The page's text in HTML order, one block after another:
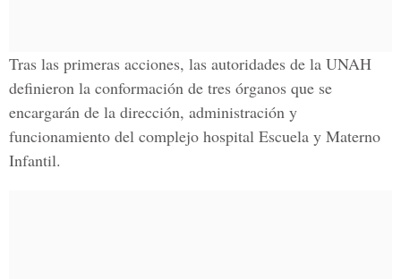
Tras las primeras acciones, las autoridades de la UNAH
definieron la conformación de tres órganos que se
encargarán de la dirección, administración y
funcionamiento del complejo hospital Escuela y Materno
Infantil.